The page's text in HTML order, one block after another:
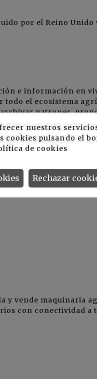
por el Reino Unido
e información en
todo el ecosistema
archivar patrones,
y vende maquinaria
con conectividad a
nuestros
pulsando el
de cookies
Rechazar